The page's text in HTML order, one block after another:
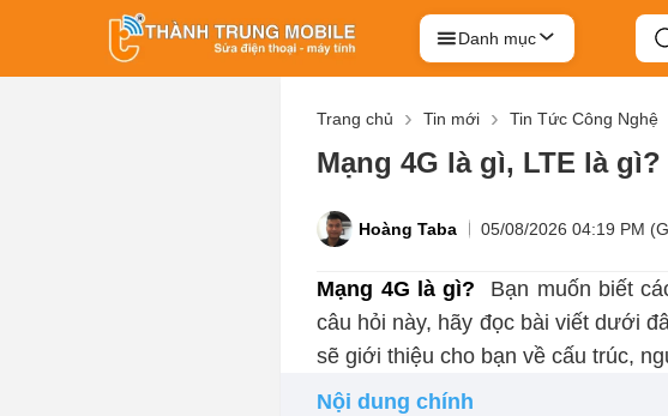
Danh mục
Trang chủ Tin mới Tin Tức Công Nghệ
Mạng 4G là gì, LTE là
Hoàng Taba 05/08/2026 04:19 PM
Mạng 4G là gì? Bạn muốn biết
câu hỏi này, hãy đọc bài viết dưới
sẽ giới thiệu cho bạn về cấu trúc,
Nội dung chính